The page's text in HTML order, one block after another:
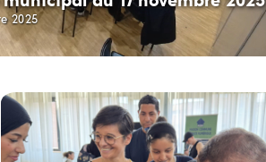
2025